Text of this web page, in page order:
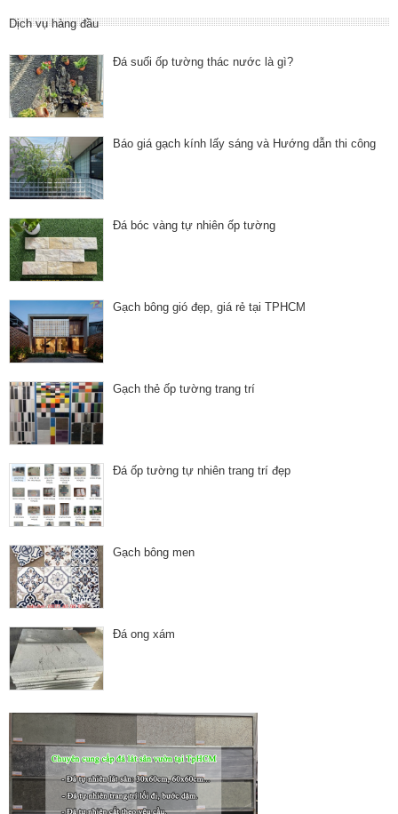
Dịch vụ hàng đầu
Đá suối ốp tường thác nước là gì?
Báo giá gạch kính lấy sáng và Hướng dẫn thi công
Đá bóc vàng tự nhiên ốp tường
Gạch bông gió đẹp, giá rẻ tại TPHCM
Gạch thẻ ốp tường trang trí
Đá ốp tường tự nhiên trang trí đẹp
Gạch bông men
Đá ong xám